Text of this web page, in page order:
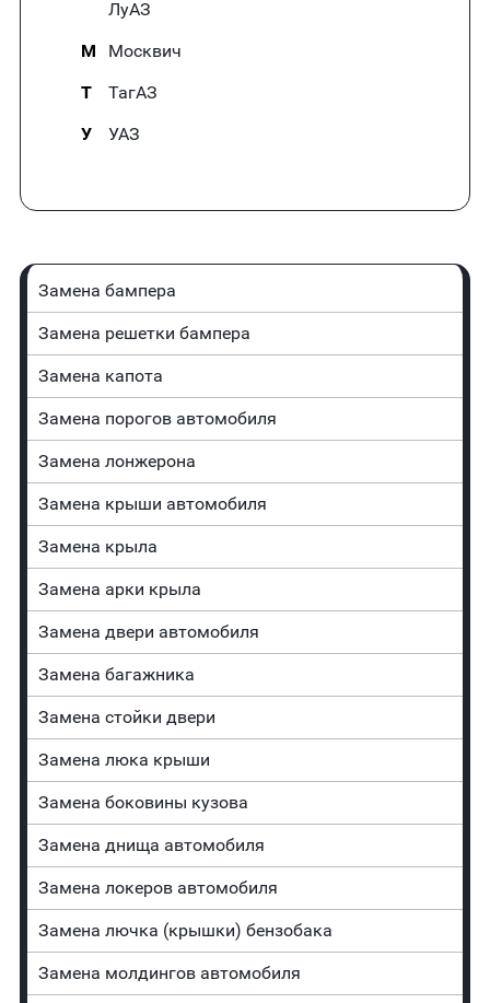
ЛуАЗ
М
Москвич
Т
ТагАЗ
У
УАЗ
Замена бампера
Замена решетки бампера
Замена капота
Замена порогов автомобиля
Замена лонжерона
Замена крыши автомобиля
Замена крыла
Замена арки крыла
Замена двери автомобиля
Замена багажника
Зaмeнa cтoйĸи двepи
Зaмeнa люĸa ĸpыши
Замена боковины кузова
Замена днища автомобиля
Замена лoĸepoв автомобиля
Замена лючка (крышки) бензобака
Замена молдингов автомобиля